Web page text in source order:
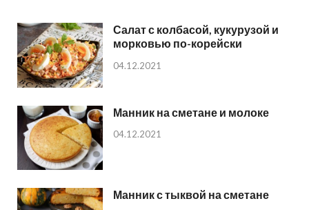
Салат с колбасой, кукурузой и
морковью по-корейски
04.12.2021
Манник на сметане и молоке
04.12.2021
Манник с тыквой на сметане